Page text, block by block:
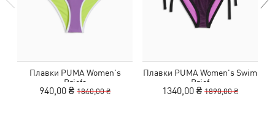
Плавки PUMA Women's
Briefs
940,00 ₴ 1840,00 ₴
Плавки PUMA Women's Swim
Brief
1340,00 ₴ 1890,00 ₴